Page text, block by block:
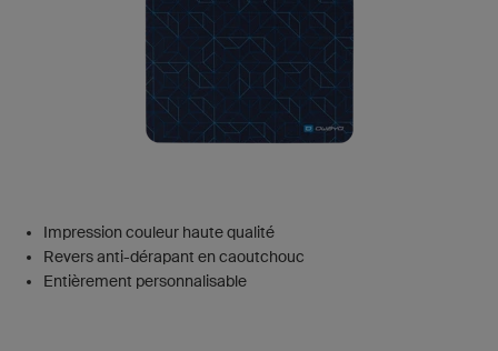
Impression couleur haute qualité
Revers anti-dérapant en caoutchouc
Entièrement personnalisable